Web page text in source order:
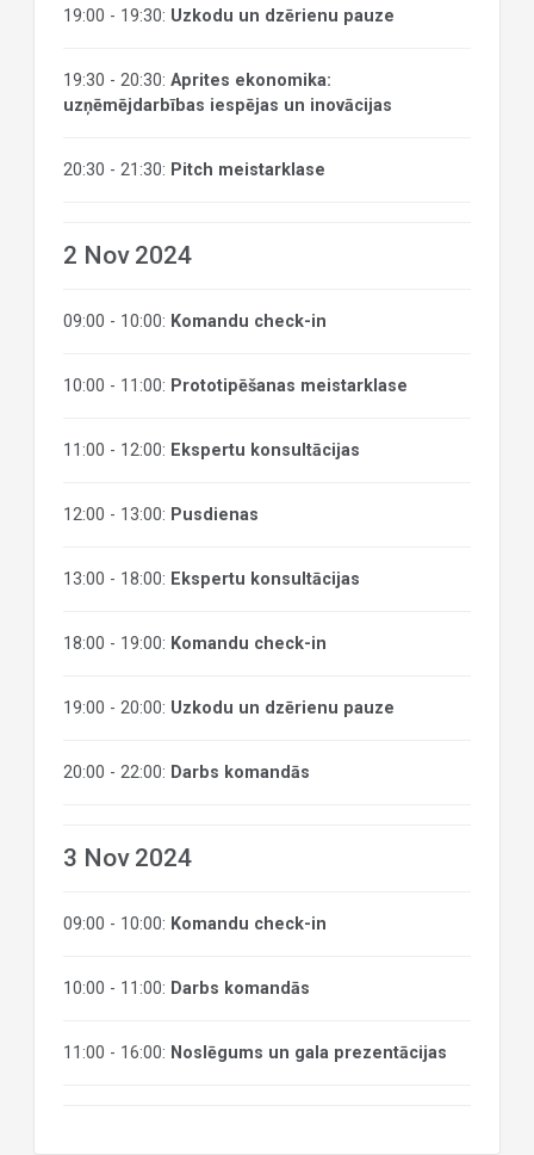
19:00 - 19:30: Uzkodu un dzērienu pauze
19:30 - 20:30: Aprites ekonomika:
uzņēmējdarbības iespējas un inovācijas
20:30 - 21:30: Pitch meistarklase
2 Nov 2024
09:00 - 10:00: Komandu check-in
10:00 - 11:00: Prototipēšanas meistarklase
11:00 - 12:00: Ekspertu konsultācijas
12:00 - 13:00: Pusdienas
13:00 - 18:00: Ekspertu konsultācijas
18:00 - 19:00: Komandu check-in
19:00 - 20:00: Uzkodu un dzērienu pauze
20:00 - 22:00: Darbs komandās
3 Nov 2024
09:00 - 10:00: Komandu check-in
10:00 - 11:00: Darbs komandās
11:00 - 16:00: Noslēgums un gala prezentācijas